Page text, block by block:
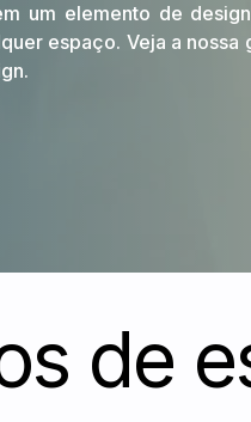
um elemento de
espaço. Veja a
de